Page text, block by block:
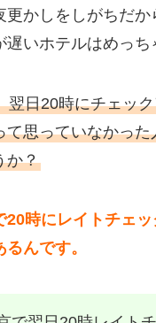
更かしをしがちだか
遅いホテルはめっち
翌日20時にチェッ
て思っていなかっ
か？
20時にレイトチェ
んです。